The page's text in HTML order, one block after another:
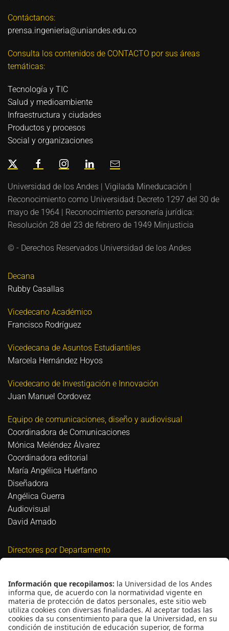
Contáctanos:
prensa.ingenieria@uniandes.edu.co
Consulta los contenidos de CONTACTO por sus áreas
temáticas:
Tecnología y TIC
Salud y medioambiente
Infraestructura y ciudades
Productos y procesos
Social y organizaciones
Universidad de los Andes | Vigilada Mineducación |
Reconocimiento como Universidad: Decreto 1297 del 30 de
mayo de 1964 | Reconocimiento personería jurídica:
Resolución 28 del 23 de febrero de 1949 Minjusticia
© - Derechos Reservados Universidad de los Andes
Decana
Rubby Casallas
Vicedecano Académico
Francisco Rodríguez
Vicedecana de Asuntos Estudiantiles
Marcela Hernández Hoyos
Vicedecano de Investigación e Innovación
Juan Manuel Cordovez
Equipo de comunicaciones, diseño y audiovisual
Coordinadora de Comunicaciones
Mónica Meléndez Álvarez
Coordinadora editorial
María Angélica Huérfano
Diseñadora
Angélica Guerra
Audiovisual
David Amado
Directores por Departamento
Civil y Ambiental
Nicolás Estrada Mejía